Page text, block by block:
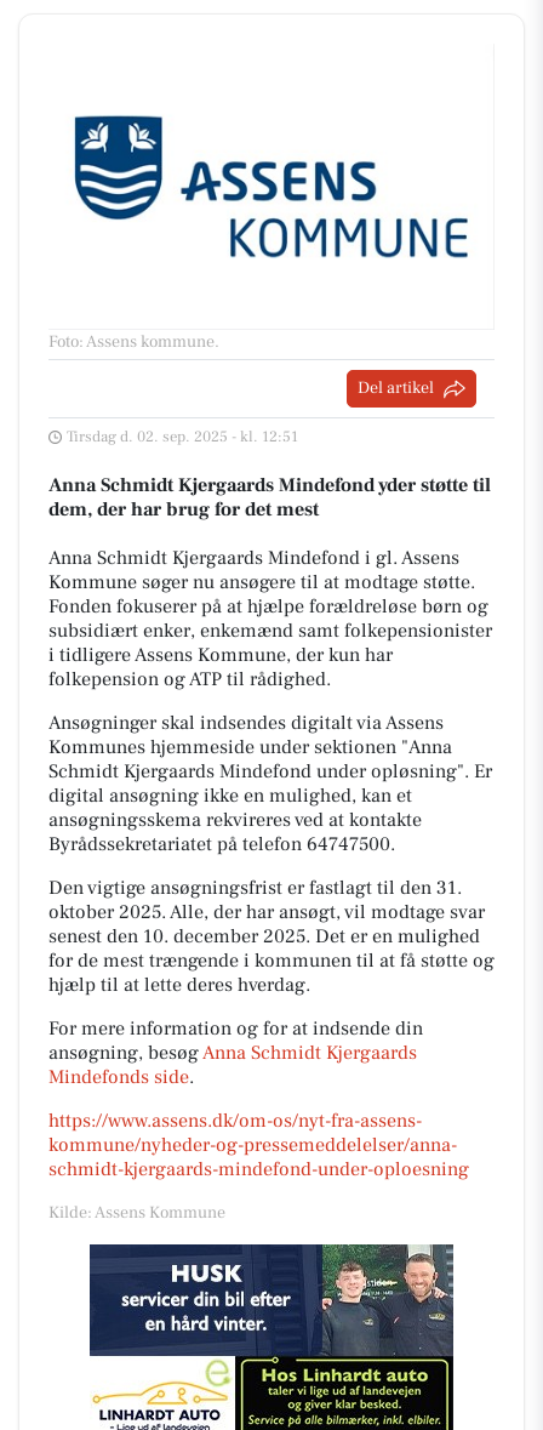
Foto: Assens kommune.
Del artikel
Tirsdag d. 02. sep. 2025 - kl. 12:51
Anna Schmidt Kjergaards Mindefond yder støtte til
dem, der har brug for det mest
Anna Schmidt Kjergaards Mindefond i gl. Assens
Kommune søger nu ansøgere til at modtage støtte.
Fonden fokuserer på at hjælpe forældreløse børn og
subsidiært enker, enkemænd samt folkepensionister
i tidligere Assens Kommune, der kun har
folkepension og ATP til rådighed.
Ansøgninger skal indsendes digitalt via Assens
Kommunes hjemmeside under sektionen "Anna
Schmidt Kjergaards Mindefond under opløsning". Er
digital ansøgning ikke en mulighed, kan et
ansøgningsskema rekvireres ved at kontakte
Byrådssekretariatet på telefon 64747500.
Den vigtige ansøgningsfrist er fastlagt til den 31.
oktober 2025. Alle, der har ansøgt, vil modtage svar
senest den 10. december 2025. Det er en mulighed
for de mest trængende i kommunen til at få støtte og
hjælp til at lette deres hverdag.
For mere information og for at indsende din
ansøgning, besøgAnna Schmidt Kjergaards
Mindefonds side.
https://www.assens.dk/om-os/nyt-fra-assens-
kommune/nyheder-og-pressemeddelelser/anna-
schmidt-kjergaards-mindefond-under-oploesning
Kilde: Assens Kommune